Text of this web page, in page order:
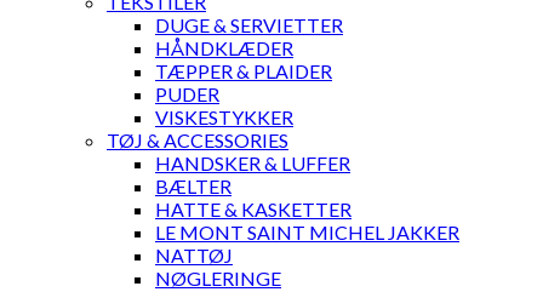
DUGE & SERVIETTER
HÅNDKLÆDER
TÆPPER & PLAIDER
PUDER
VISKESTYKKER
TØJ & ACCESSORIES
HANDSKER & LUFFER
BÆLTER
HATTE & KASKETTER
LE MONT SAINT MICHEL JAKKER
NATTØJ
NØGLERINGE